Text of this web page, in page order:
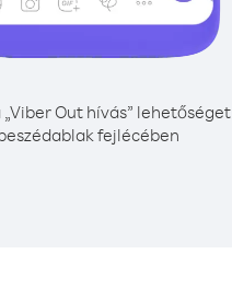
„Viber Out hívás”
fejlécében